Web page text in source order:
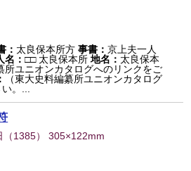
： 太良保本所方 事書：京上夫一人
名：□□ 太良保本所 地名： 太良保本
所ユニオンカタログへのリンクをご
（東大史料編纂所ユニオンカタログ
。...
（1385） 305×122mm